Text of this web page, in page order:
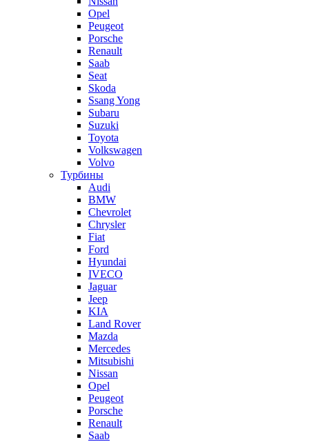
Opel
Peugeot
Porsche
Renault
Saab
Seat
Skoda
Ssang Yong
Subaru
Suzuki
Toyota
Volkswagen
Volvo
Турбины
Audi
BMW
Chevrolet
Chrysler
Fiat
Ford
Hyundai
IVECO
Jaguar
Jeep
KIA
Land Rover
Mazda
Mercedes
Mitsubishi
Nissan
Opel
Peugeot
Porsche
Renault
Saab